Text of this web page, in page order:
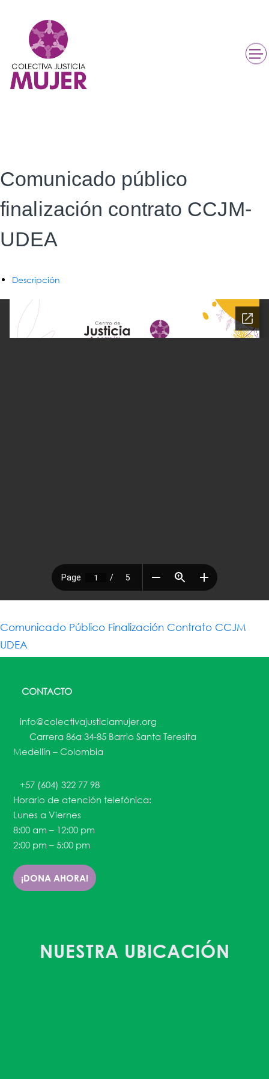
Comunicado público
finalización contrato CCJM-
UDEA
Descripción
Comunicado Público Finalización Contrato CCJM
UDEA
CONTACTO
info@colectivajusticiamujer.org
Carrera 86a 34-85 Barrio Santa Teresita
Medellín – Colombia
+57 (604) 322 77 98
Horario de atención telefónica:
Lunes a Viernes
8:00 am – 12:00 pm
2:00 pm – 5:00 pm
¡DONA AHORA!
NUESTRA UBICACIÓN